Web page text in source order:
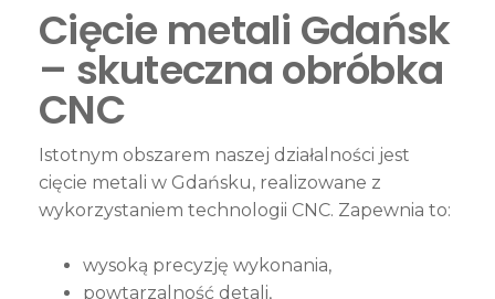
Cięcie metali Gdańsk
– skuteczna obróbka
CNC
Istotnym obszarem naszej działalności jest
cięcie metali w Gdańsku, realizowane z
wykorzystaniem technologii CNC. Zapewnia to:
wysoką precyzję wykonania,
powtarzalność detali,